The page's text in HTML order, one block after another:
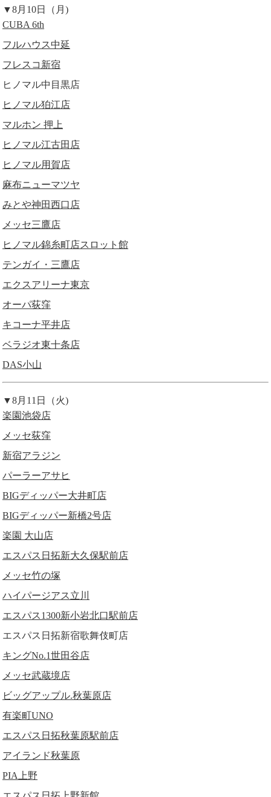
▼8月10日（月)
CUBA 6th
フルハウス中延
フレスコ新宿
ヒノマル中目黒店
ヒノマル狛江店
マルホン 押上
ヒノマル江古田店
ヒノマル用賀店
麻布ニューマツヤ
みとや神田西口店
メッセ三鷹店
ヒノマル錦糸町店スロット館
テンガイ・三鷹店
エクスアリーナ東京
オーパ荻窪
キコーナ平井店
ベラジオ東十条店
DAS小山
▼8月11日（火)
楽園池袋店
メッセ荻窪
新宿アラジン
パーラーアサヒ
BIGディッパー大井町店
BIGディッパー新橋2号店
楽園 大山店
エスパス日拓新大久保駅前店
メッセ竹の塚
ハイパージアス立川
エスパス1300新小岩北口駅前店
エスパス日拓新宿歌舞伎町店
キングNo.1世田谷店
メッセ武蔵境店
ビッグアップル.秋葉原店
有楽町UNO
エスパス日拓秋葉原駅前店
アイランド秋葉原
PIA上野